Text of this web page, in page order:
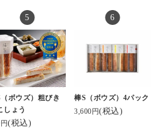
棒S #おつまみメニ
#かまぼこ
ボウズ）粗びき
しょう
(税込)
棒S（ボウズ）4パック
3,600円(税込)